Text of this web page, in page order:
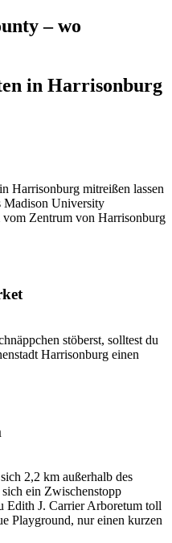
– wo
in Harrisonburg
Harrisonburg mitreißen lassen
Madison University
Zentrum von Harrisonburg
stöberst, solltest du
Harrisonburg einen
2,2 km außerhalb des
ein Zwischenstopp
Edith J. Carrier Arboretum toll
Playground, nur einen kurzen